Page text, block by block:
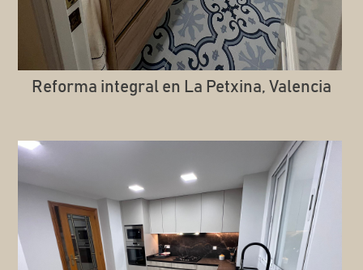
Reforma integral en La Petxina, Valencia